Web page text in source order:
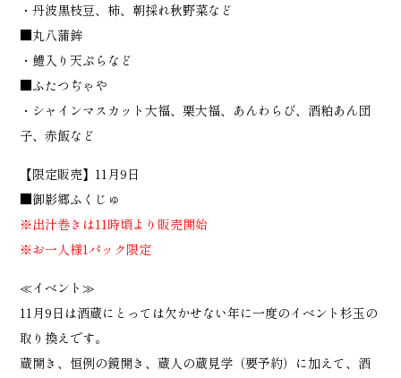
・丹波黒枝豆、柿、朝採れ秋野菜など
■丸八蒲鉾
・鱧入り天ぷらなど
■ふたつぢゃや
・シャインマスカット大福、栗大福、あんわらび、酒粕あん団
子、赤飯など
【限定販売】11月9日
■御影郷ふくじゅ
※出汁巻きは11時頃より販売開始
※お一人様1パック限定
≪イベント≫
11月9日は酒蔵にとっては欠かせない年に一度のイベント杉玉の
取り換えです。
蔵開き、恒例の鏡開き、蔵人の蔵見学（要予約）に加えて、酒